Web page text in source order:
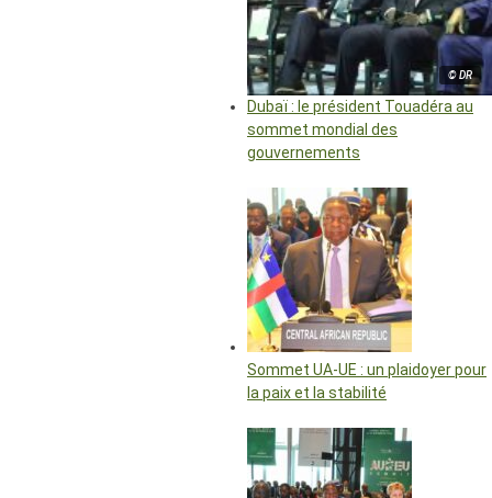
© DR
Dubaï : le président Touadéra au
sommet mondial des
gouvernements
Sommet UA-UE : un plaidoyer pour
la paix et la stabilité